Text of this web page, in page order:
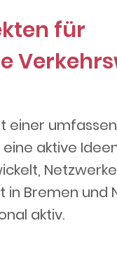
für
einer
aktive
Bremen und
aktiv.